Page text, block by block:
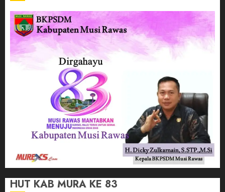
HUT KAB MURA KE 83